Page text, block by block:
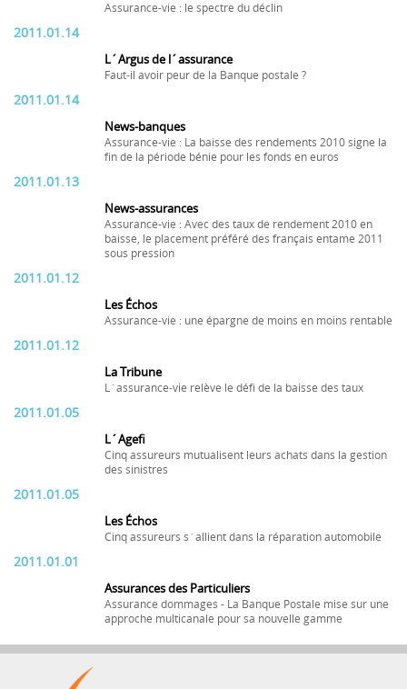
Assurance-vie : le spectre du déclin
2011.01.14
L´Argus de l´assurance
Faut-il avoir peur de la Banque postale ?
2011.01.14
News-banques
Assurance-vie : La baisse des rendements 2010 signe la
fin de la période bénie pour les fonds en euros
2011.01.13
News-assurances
Assurance-vie : Avec des taux de rendement 2010 en
baisse, le placement préféré des français entame 2011
sous pression
2011.01.12
Les Échos
Assurance-vie : une épargne de moins en moins rentable
2011.01.12
La Tribune
L´assurance-vie relève le défi de la baisse des taux
2011.01.05
L´Agefi
Cinq assureurs mutualisent leurs achats dans la gestion
des sinistres
2011.01.05
Les Échos
Cinq assureurs s´allient dans la réparation automobile
2011.01.01
Assurances des Particuliers
Assurance dommages - La Banque Postale mise sur une
approche multicanale pour sa nouvelle gamme